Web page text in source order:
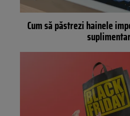
Cum să păstrezi hainele